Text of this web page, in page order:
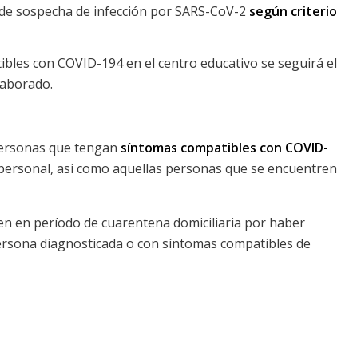
sospecha de infección por SARS-CoV-2 según criterio
con COVID-194 en el centro educativo se seguirá el
que tengan síntomas compatibles con COVID-
así como aquellas personas que se encuentren
en período de cuarentena domiciliaria por haber
diagnosticada o con síntomas compatibles de